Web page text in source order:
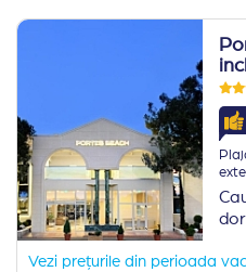
Vezi prețurile din perioada